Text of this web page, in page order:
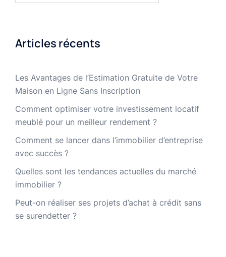
Articles récents
Les Avantages de l’Estimation Gratuite de Votre
Maison en Ligne Sans Inscription
Comment optimiser votre investissement locatif
meublé pour un meilleur rendement ?
Comment se lancer dans l’immobilier d’entreprise
avec succès ?
Quelles sont les tendances actuelles du marché
immobilier ?
Peut-on réaliser ses projets d’achat à crédit sans
se surendetter ?